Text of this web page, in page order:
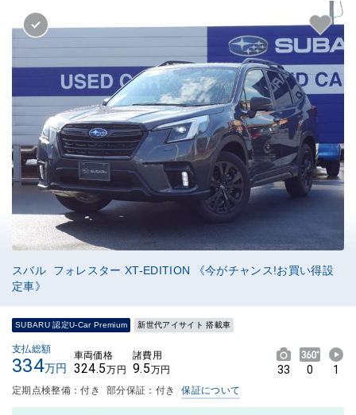
スバル フォレスター XT-EDITION 《今がチャンス!お買い得設
定車》
SUBARU 認定U-Car Premium 新世代アイサイト 搭載車
支払総額
334万円
車両価格
324.5万円
諸費用
9.5万円 33 0 1
定期点検整備：付き 部分保証：付き 保証について